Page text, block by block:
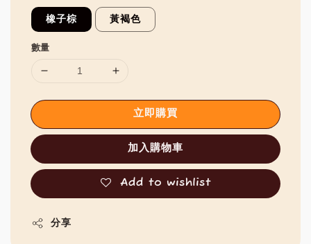
橡子棕 黃褐色
數量
立即購買
加入購物車
Add to wishlist
分享